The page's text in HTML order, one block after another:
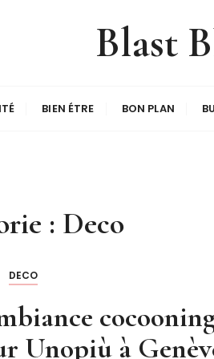
Blast
BIEN ÉTRE BON PLAN
: Deco
DECO
Unopiù à